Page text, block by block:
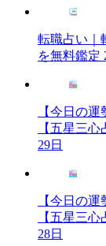
転職占い｜
を無料鑑定
【今日の
【五星三
29日
【今日の
【五星三
28日